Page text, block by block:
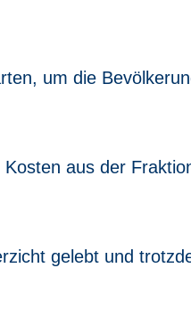
um die
aus der
gelebt und